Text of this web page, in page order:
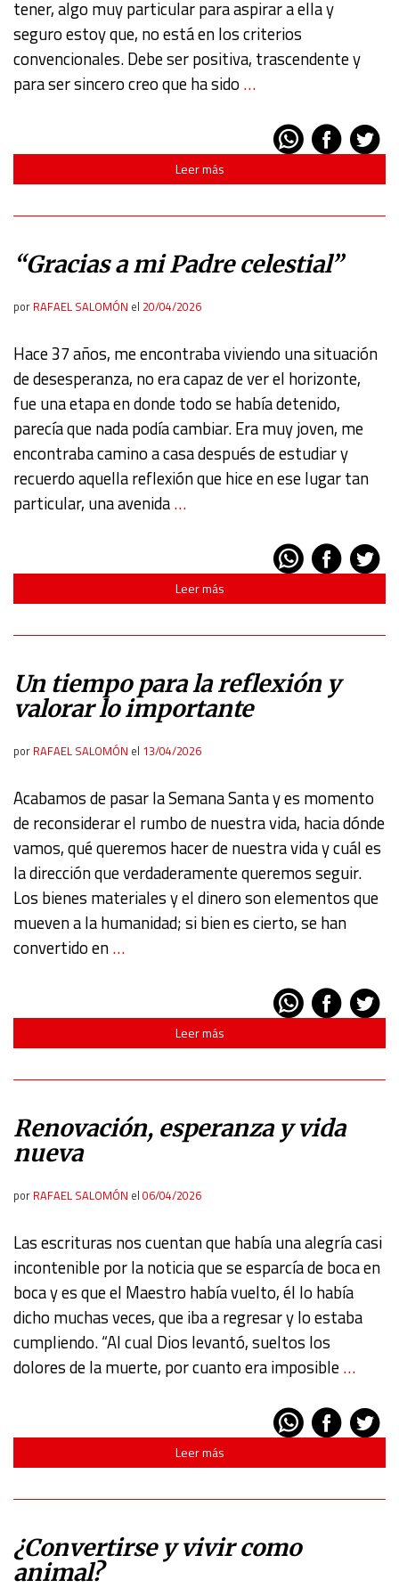
tener, algo muy particular para aspirar a ella y
seguro estoy que, no está en los criterios
convencionales. Debe ser positiva, trascendente y
para ser sincero creo que ha sido …
Leer más
“Gracias a mi Padre celestial”
por RAFAEL SALOMÓN el 20/04/2026
Hace 37 años, me encontraba viviendo una situación
de desesperanza, no era capaz de ver el horizonte,
fue una etapa en donde todo se había detenido,
parecía que nada podía cambiar. Era muy joven, me
encontraba camino a casa después de estudiar y
recuerdo aquella reflexión que hice en ese lugar tan
particular, una avenida…
Leer más
Un tiempo para la reflexión y
valorar lo importante
por RAFAEL SALOMÓN el 13/04/2026
Acabamos de pasar la Semana Santa y es momento
de reconsiderar el rumbo de nuestra vida, hacia dónde
vamos, qué queremos hacer de nuestra vida y cuál es
la dirección que verdaderamente queremos seguir.
Los bienes materiales y el dinero son elementos que
mueven a la humanidad; si bien es cierto, se han
convertido en…
Leer más
Renovación, esperanza y vida
nueva
por RAFAEL SALOMÓN el 06/04/2026
Las escrituras nos cuentan que había una alegría casi
incontenible por la noticia que se esparcía de boca en
boca y es que el Maestro había vuelto, él lo había
dicho muchas veces, que iba a regresar y lo estaba
cumpliendo. “Al cual Dios levantó, sueltos los
dolores de la muerte, por cuanto era imposible…
Leer más
¿Convertirse y vivir como
animal?
Use profiles to select personalised content
Measure advertising performance
Understand audiences through statistics or combinations
Use precise geolocation data
Identify devices based on information actively requested
Non-IAB processing purposes:
Essential
Advertising